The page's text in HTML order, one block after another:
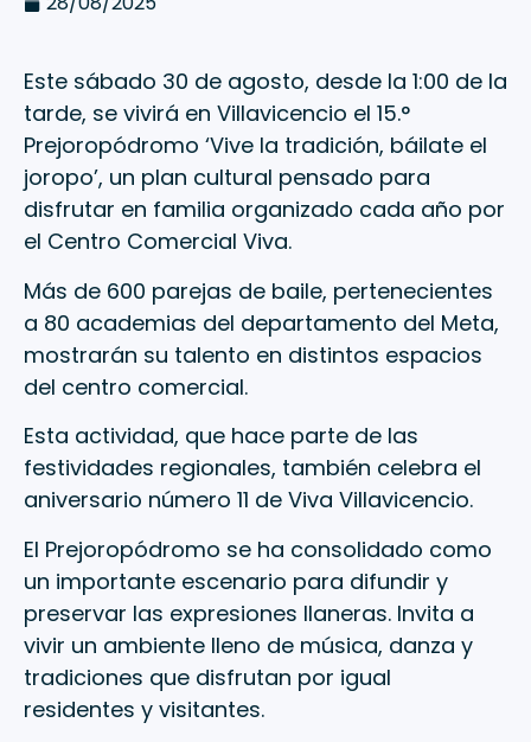
Este sábado 30 de agosto, desde la 1:00 de la
tarde, se vivirá en Villavicencio el 15.°
Prejoropódromo ‘Vive la tradición, báilate el
joropo’, un plan cultural pensado para
disfrutar en familia organizado cada año por
el Centro Comercial Viva.
Más de 600 parejas de baile, pertenecientes
a 80 academias del departamento del Meta,
mostrarán su talento en distintos espacios
del centro comercial.
Esta actividad, que hace parte de las
festividades regionales, también celebra el
aniversario número 11 de Viva Villavicencio.
El Prejoropódromo se ha consolidado como
un importante escenario para difundir y
preservar las expresiones llaneras. Invita a
vivir un ambiente lleno de música, danza y
tradiciones que disfrutan por igual
residentes y visitantes.